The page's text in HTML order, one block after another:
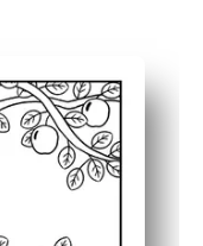
motoriku a
a přidávají zprávy
v kartu, zobrazte na